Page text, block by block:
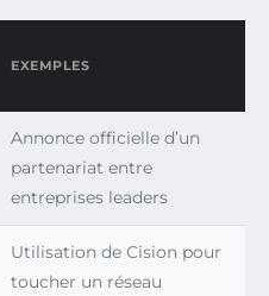
EXEMPLES
Annonce officielle d’un
partenariat entre
entreprises leaders
Utilisation de Cision pour
toucher un réseau